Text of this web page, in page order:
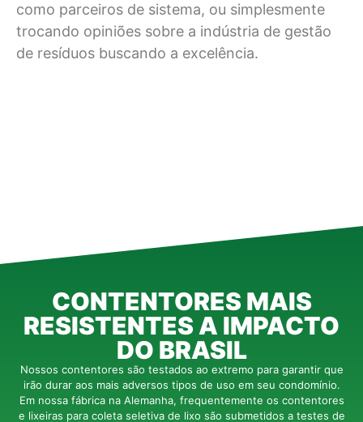
como parceiros de sistema, ou simplesmente
trocando opiniões sobre a indústria de gestão
de resíduos buscando a excelência.
CONTENTORES MAIS
RESISTENTES A IMPACTO
DO BRASIL
Nossos contentores são testados ao extremo para garantir que
irão durar aos mais adversos tipos de uso em seu condomínio.
Em nossa fábrica na Alemanha, frequentemente os contentores
e lixeiras para coleta seletiva de lixo são submetidos a testes de